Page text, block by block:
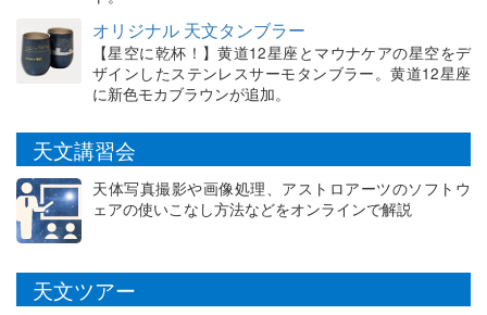
オリジナル 天文タンブラー
【星空に乾杯！】黄道12星座とマウナケアの星空をデ
ザインしたステンレスサーモタンブラー。黄道12星座
に新色モカブラウンが追加。
天文講習会
天体写真撮影や画像処理、アストロアーツのソフトウ
ェアの使いこなし方法などをオンラインで解説
天文ツアー